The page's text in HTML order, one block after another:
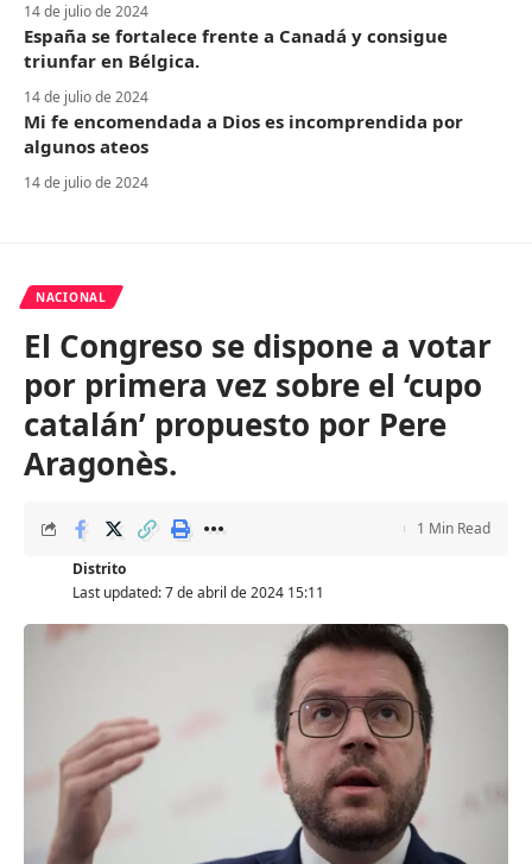
14 de julio de 2024
España se fortalece frente a Canadá y consigue
triunfar en Bélgica.
14 de julio de 2024
Mi fe encomendada a Dios es incomprendida por
algunos ateos
14 de julio de 2024
NACIONAL
El Congreso se dispone a votar
por primera vez sobre el ‘cupo
catalán’ propuesto por Pere
Aragonès.
Last updated: 7 de abril de 2024 15:11
Distrito
1 Min Read